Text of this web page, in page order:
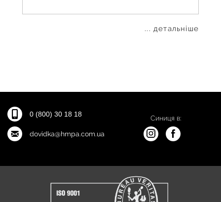
... детальніше
0 (800) 30 18 18
dovidka@hmpa.com.ua
Синиця в: